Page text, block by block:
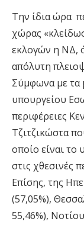
Την ίδια ώρα
χώρας
εκλογών η ΝΔ,
απόλυτη
Σύμφωνα με τα
υπουργείου
περιφέρειες
Τζιτζικώστα
οποίο είναι
στις χθεσινές
Επίσης, της
(57,05%),
55,46%),